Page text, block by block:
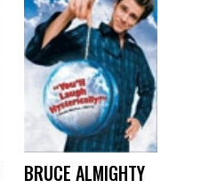
BRUCE ALMIGHTY